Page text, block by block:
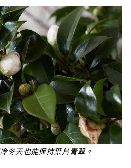
冬天也能保持葉片青翠。